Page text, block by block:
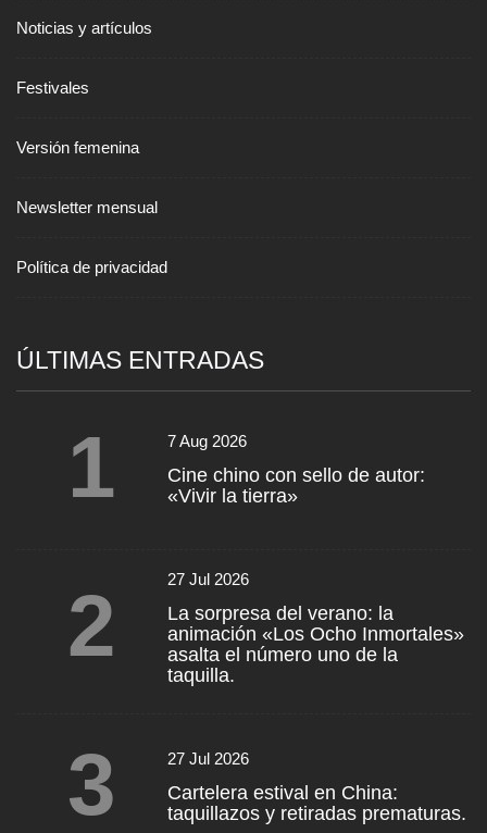
Noticias y artículos
Festivales
Versión femenina
Newsletter mensual
Política de privacidad
ÚLTIMAS ENTRADAS
1 7 Aug 2026
Cine chino con sello de autor:
«Vivir la tierra»
2 27 Jul 2026
La sorpresa del verano: la
animación «Los Ocho Inmortales»
asalta el número uno de la
taquilla.
3 27 Jul 2026
Cartelera estival en China:
taquillazos y retiradas prematuras.